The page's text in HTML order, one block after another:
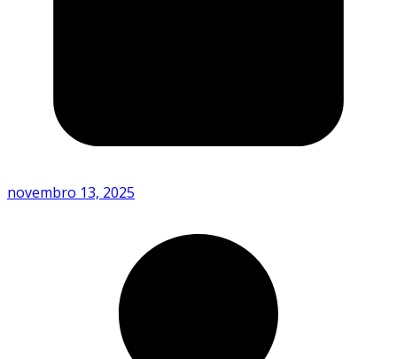
novembro 13, 2025